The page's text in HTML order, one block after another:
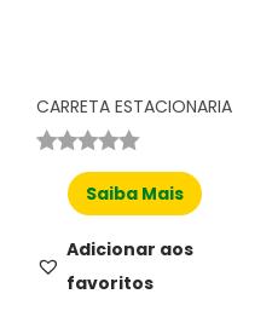
CARRETA ESTACIONARIA
Saiba Mais
Adicionar aos
favoritos